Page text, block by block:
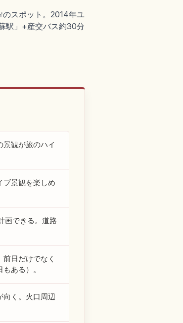
スポット。2014年ユ
駅」+産交バス約30分
景観が旅のハイ
ブ景観を楽しめ
画できる。道路
日だけでなく
ある）。
向く。火口周辺